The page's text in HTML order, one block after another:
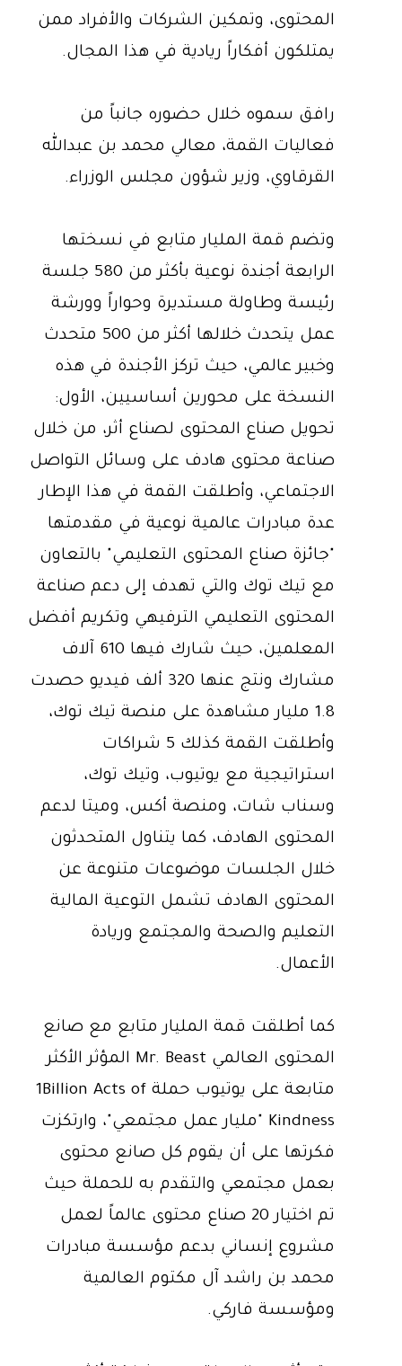
المحتوى، وتمكين الشركات والأفراد ممن
يمتلكون أفكاراً ريادية في هذا المجال.
رافق سموه خلال حضوره جانباً من
فعاليات القمة، معالي محمد بن عبدالله
القرقاوي، وزير شؤون مجلس الوزراء.
وتضم قمة المليار متابع في نسختها
الرابعة أجندة نوعية بأكثر من 580 جلسة
رئيسة وطاولة مستديرة وحواراً وورشة
عمل يتحدث خلالها أكثر من 500 متحدث
وخبير عالمي، حيث تركز الأجندة في هذه
النسخة على محورين أساسيين، الأول:
تحويل صناع المحتوى لصناع أثر، من خلال
صناعة محتوى هادف على وسائل التواصل
الاجتماعي، وأطلقت القمة في هذا الإطار
عدة مبادرات عالمية نوعية في مقدمتها
"جائزة صناع المحتوى التعليمي" بالتعاون
مع تيك توك والتي تهدف إلى دعم صناعة
المحتوى التعليمي الترفيهي وتكريم أفضل
المعلمين، حيث شارك فيها 610 آلاف
مشارك ونتج عنها 320 ألف فيديو حصدت
1.8 مليار مشاهدة على منصة تيك توك،
وأطلقت القمة كذلك 5 شراكات
استراتيجية مع يوتيوب، وتيك توك،
وسناب شات، ومنصة أكس، وميتا لدعم
المحتوى الهادف، كما يتناول المتحدثون
خلال الجلسات موضوعات متنوعة عن
المحتوى الهادف تشمل التوعية المالية
التعليم والصحة والمجتمع وريادة
الأعمال.
كما أطلقت قمة المليار متابع مع صانع
المحتوى العالمي Mr. Beast المؤثر الأكثر
متابعة على يوتيوب حملة 1Billion Acts of
Kindness "مليار عمل مجتمعي"، وارتكزت
فكرتها على أن يقوم كل صانع محتوى
بعمل مجتمعي والتقدم به للحملة حيث
تم اختيار 20 صناع محتوى عالماً لعمل
مشروع إنساني بدعم مؤسسة مبادرات
محمد بن راشد آل مكتوم العالمية
ومؤسسة فاركي.